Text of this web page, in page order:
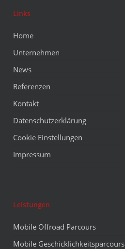
Links
Home
Unternehmen
News
Referenzen
Kontakt
Datenschutzerklärung
Cookie Einstellungen
Impressum
Leistungen
Mobile Offroad Parcours
Mobile Geschicklichkeitsparcours